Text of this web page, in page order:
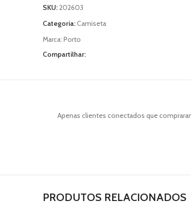
SKU:202603
Categoria:Camiseta
Marca: Porto
Compartilhar:
Apenas clientes conectados que
PRODUTOS RELACIONADOS